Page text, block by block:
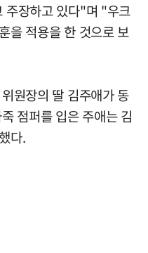
주장하고 있다"며 "우크
을 적용을 한 것으로 보
원장의 딸 김주애가 동
점퍼를 입은 주애는 김
다.